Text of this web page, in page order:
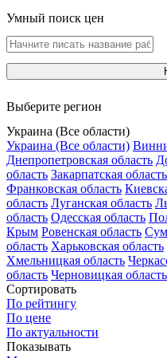
Умный поиск цен
Выберите регион
Украина (Все области)
Украина (Все области)
Днепропетровская область
область Закарпатская область
Франковская область
область Луганская область
область Одесская область
Крым Ровенская область
область Харьковская область
Хмельницкая область
область Черновицкая область
Сортировать
По рейтингу
По цене
По актуальности
Показывать